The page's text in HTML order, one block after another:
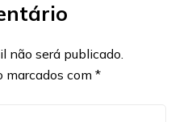
não será publicado.
marcados com *